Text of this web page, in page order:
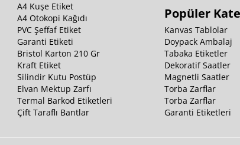
A4 Kuşe Etiket
A4 Otokopi Kağıdı
PVC Şeffaf Etiket
Garanti Etiketi
Bristol Karton 210 Gr
Kraft Etiket
Silindir Kutu Postüp
Elvan Mektup Zarfı
Termal Barkod Etiketleri
Çift Taraflı Bantlar
Popüler
Kanvas Tablolar
Doypack Ambalaj
Tabaka Etiketler
Dekoratif Saatler
Magnetli Saatler
Torba Zarflar
Torba Zarflar
Garanti Etiketleri